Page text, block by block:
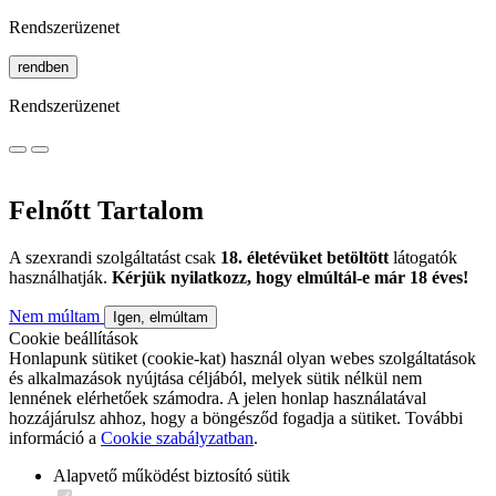
Rendszerüzenet
rendben
Rendszerüzenet
Felnőtt Tartalom
A szexrandi szolgáltatást csak 18. életévüket betöltött látogatók
használhatják. Kérjük nyilatkozz, hogy elmúltál-e már 18 éves!
Nem múltam Igen, elmúltam
Cookie beállítások
Honlapunk sütiket (cookie-kat) használ olyan webes szolgáltatások
és alkalmazások nyújtása céljából, melyek sütik nélkül nem
lennének elérhetőek számodra. A jelen honlap használatával
hozzájárulsz ahhoz, hogy a böngésződ fogadja a sütiket. További
információ a Cookie szabályzatban.
Alapvető működést biztosító sütik